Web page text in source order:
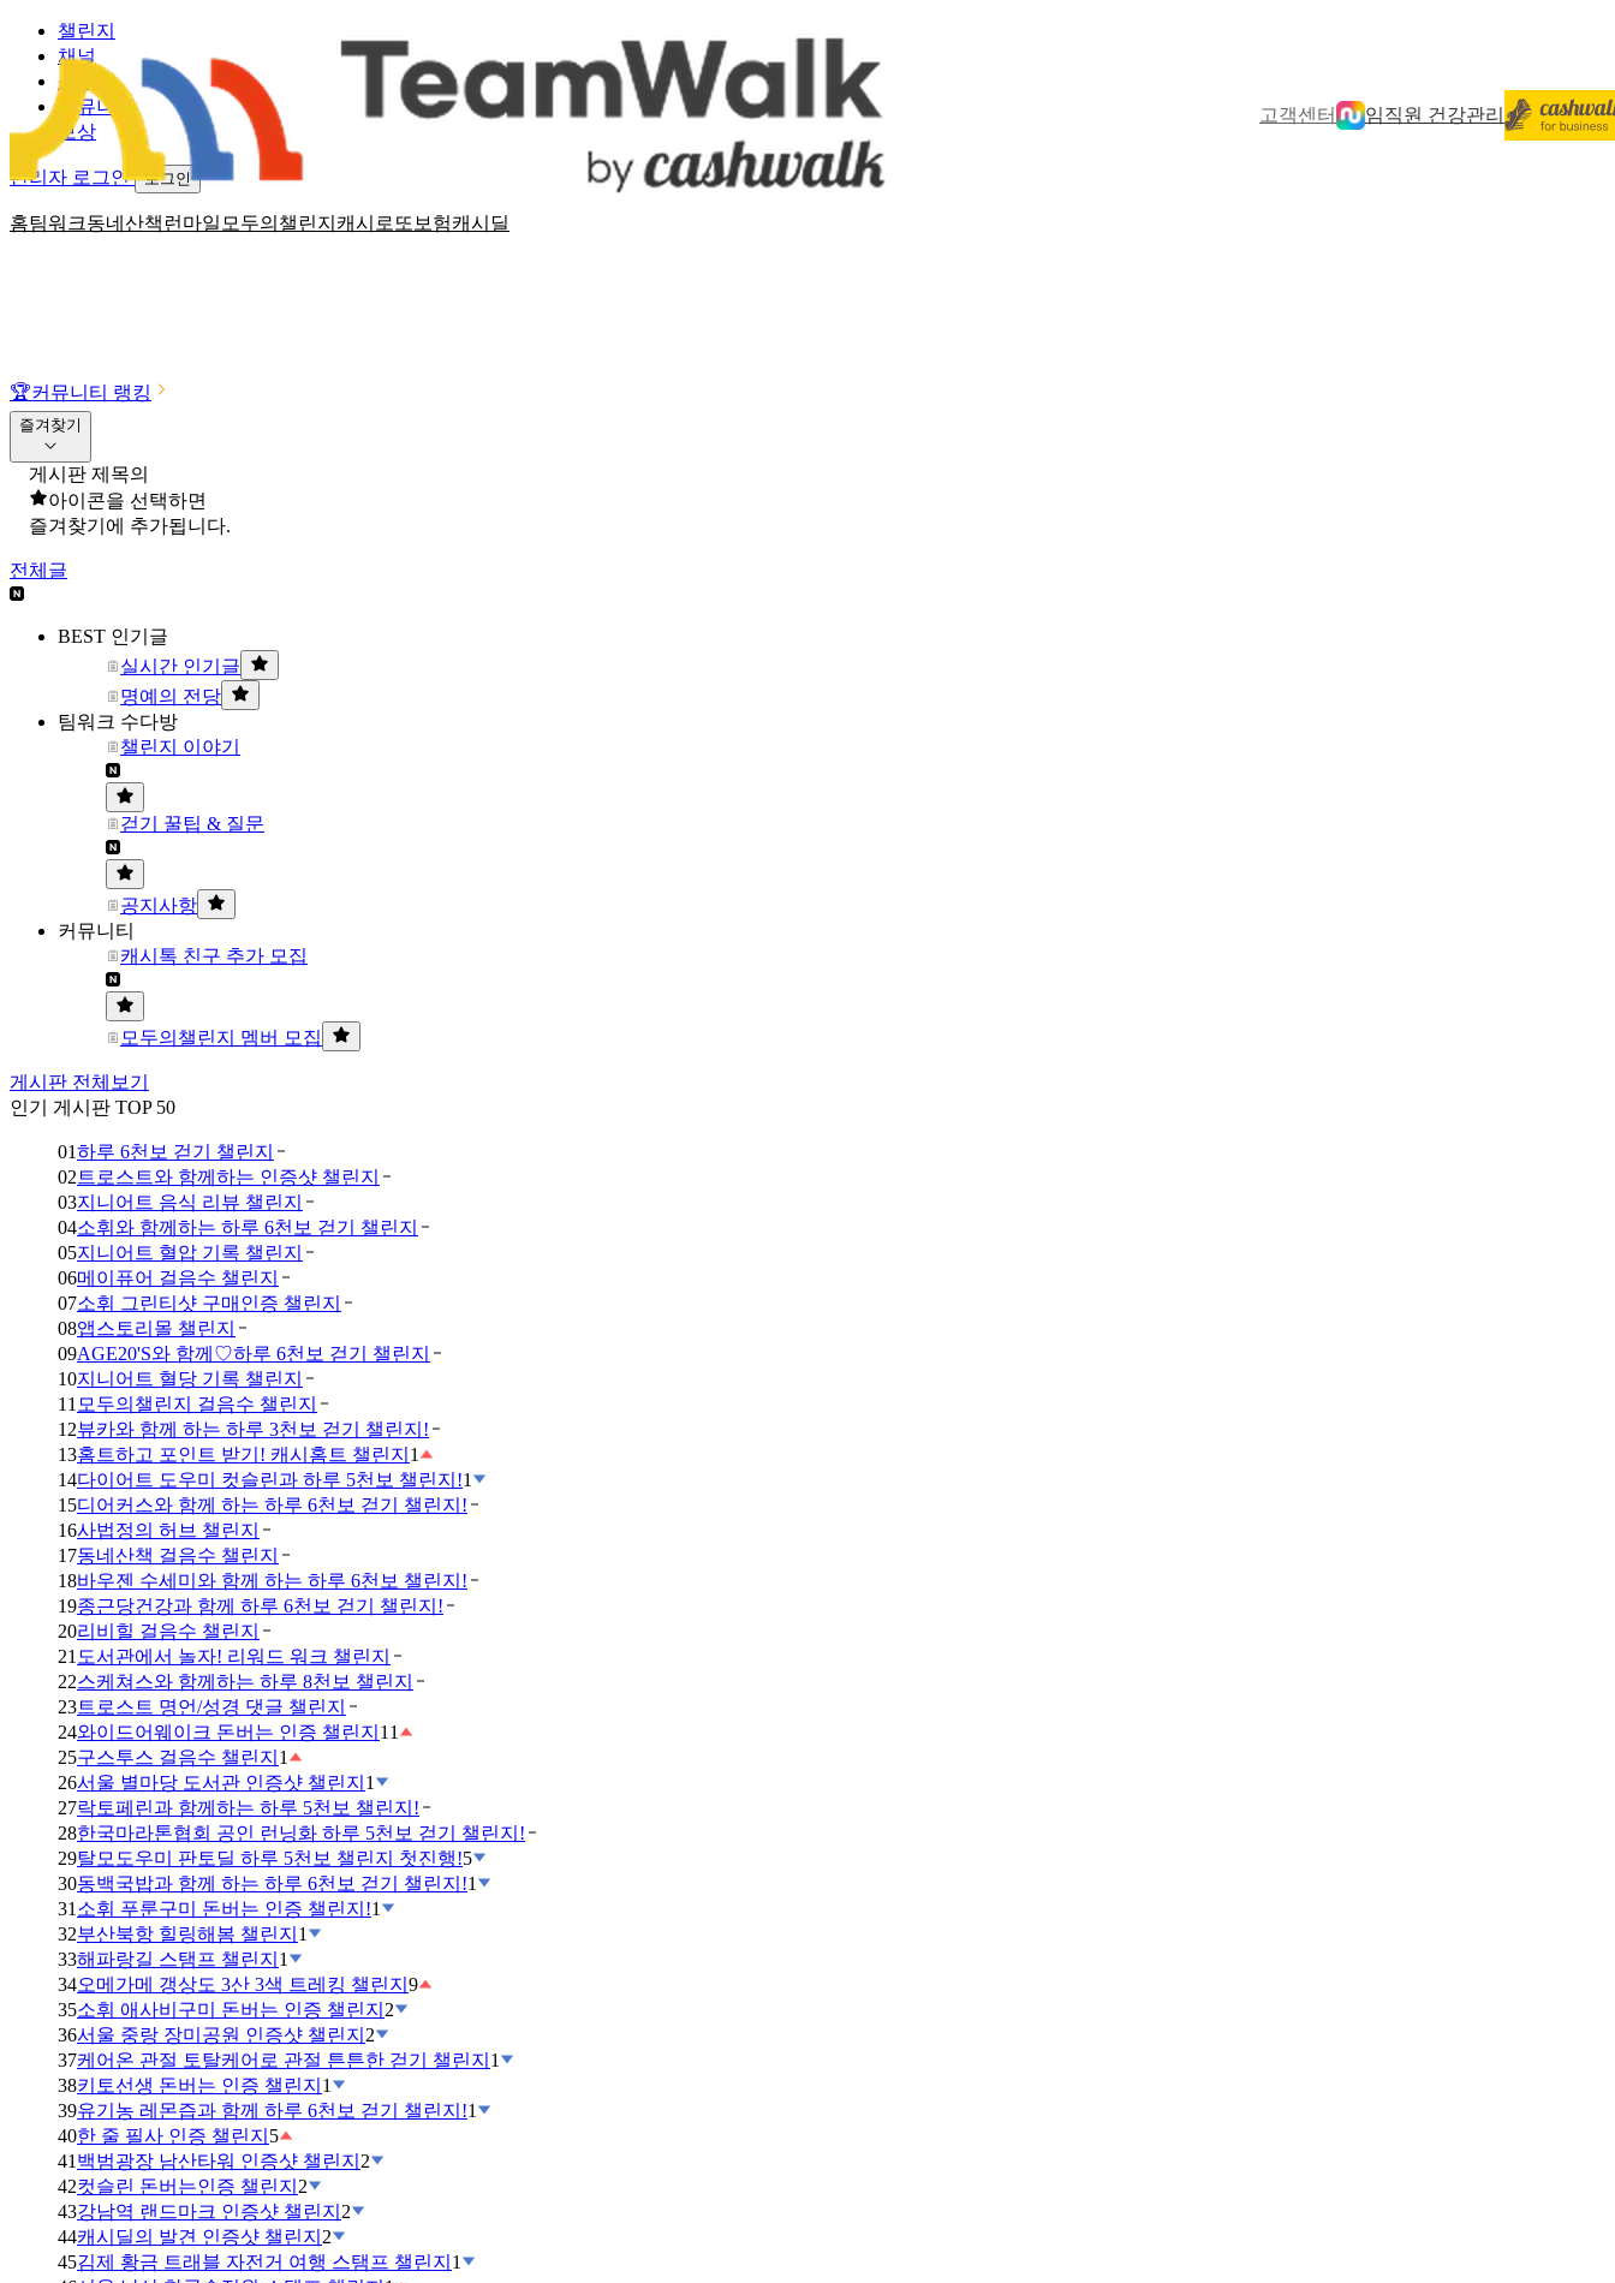
고객센터 임직원 건강관리
홈팀워크동네산책 런마일 모두의챌린지 캐시로또 보험캐시딜
챌린지
채널
소식
커뮤니티
보상
관리자 로그인 로그인
🏆커뮤니티 랭킹
즐겨찾기
게시판 제목의
아이콘을 선택하면
즐겨찾기에 추가됩니다.
전체글
BEST 인기글
실시간 인기글
명예의 전당
팀워크 수다방
챌린지 이야기
걷기 꿀팁 & 질문
공지사항
커뮤니티
캐시톡 친구 추가 모집
모두의챌린지 멤버 모집
게시판 전체보기
인기 게시판 TOP 50
01하루 6천보 걷기 챌린지
02 트로스트와 함께하는 인증샷 챌린지
03지니어트 음식 리뷰 챌린지
04소휘와 함께하는 하루 6천보 걷기 챌린지
05지니어트 혈압 기록 챌린지
06메이퓨어 걸음수 챌린지
07소휘 그린티샷 구매인증 챌린지
08앱스토리몰 챌린지
09AGE20'S와 함께♡하루 6천보 걷기 챌린지
10지니어트 혈당 기록 챌린지
11 모두의챌린지 걸음수 챌린지
12뷰카와 함께 하는 하루 3천보 걷기 챌린지!
13홈트하고 포인트 받기! 캐시홈트 챌린지 1
14다이어트 도우미 컷슬린과 하루 5천보 챌린지!1
15디어커스와 함께 하는 하루 6천보 걷기 챌린지!
16사법정의 허브 챌린지
17동네산책 걸음수 챌린지
18바우젠 수세미와 함께 하는 하루 6천보 챌린지!
19종근당건강과 함께 하루 6천보 걷기 챌린지!
20리비힐 걸음수 챌린지
21 도서관에서 놀자! 리워드 워크 챌린지
22스케쳐스와 함께하는 하루 8천보 챌린지
23트로스트 명언/성경 댓글 챌린지
24와이드어웨이크 돈버는 인증 챌린지 11
25구스투스 걸음수 챌린지 1
26서울 별마당 도서관 인증샷 챌린지 1
27락토페린과 함께하는 하루 5천보 챌린지!
28한국마라톤협회 공인 런닝화 하루 5천보 걷기 챌린지!
29탈모도우미 판토딜 하루 5천보 챌린지 첫진행!5
30동백국밥과 함께 하는 하루 6천보 걷기 챌린지!1
31 소휘 푸룬구미 돈버는 인증 챌린지!1
32부산북항 힐링해봄 챌린지 1
33해파랑길 스탬프 챌린지 1
34오메가메 갱상도 3산 3색 트레킹 챌린지 9
35소휘 애사비구미 돈버는 인증 챌린지 2
36서울 중랑 장미공원 인증샷 챌린지 2
37케어온 관절 토탈케어로 관절 튼튼한 걷기 챌린지 1
38키토선생 돈버는 인증 챌린지 1
39유기농 레몬즙과 함께 하루 6천보 걷기 챌린지!1
40한 줄 필사 인증 챌린지 5
41 백범광장 남산타워 인증샷 챌린지 2
42컷슬린 돈버는인증 챌린지 2
43강남역 랜드마크 인증샷 챌린지 2
44캐시딜의 발견 인증샷 챌린지 2
45김제 황금 트래블 자전거 여행 스탬프 챌린지 1